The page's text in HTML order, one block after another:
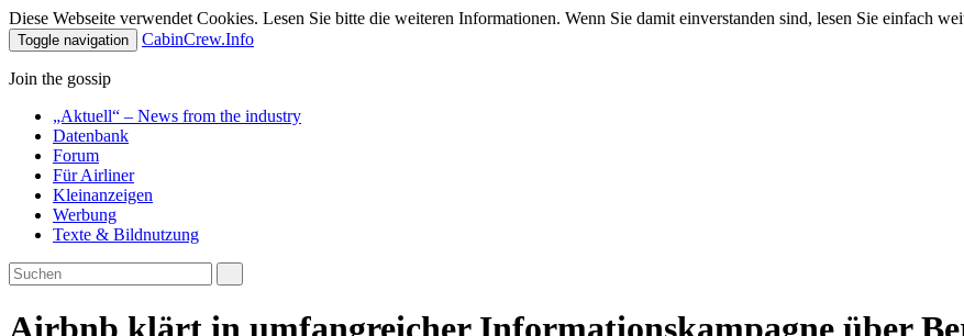
Diese Webseite verwendet Cookies. Lesen Sie bitte die weiteren Informationen. Wenn Sie damit einverstanden sind, lesen Sie einfach
Toggle navigation CabinCrew.Info
Join the gossip
„Aktuell“ – News from the industry
Datenbank
Forum
Für Airliner
Kleinanzeigen
Werbung
Texte & Bildnutzung